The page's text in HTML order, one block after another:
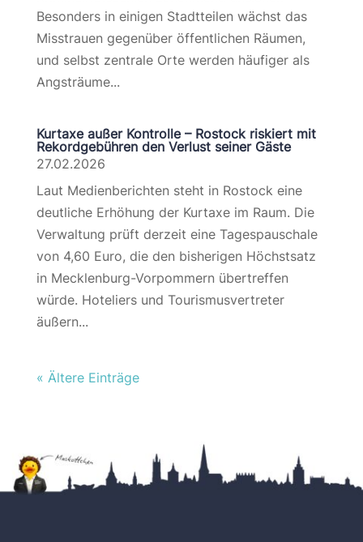
Besonders in einigen Stadtteilen wächst das
Misstrauen gegenüber öffentlichen Räumen,
und selbst zentrale Orte werden häufiger als
Angsträume...
Kurtaxe außer Kontrolle – Rostock riskiert mit
Rekordgebühren den Verlust seiner Gäste
27.02.2026
Laut Medienberichten steht in Rostock eine
deutliche Erhöhung der Kurtaxe im Raum. Die
Verwaltung prüft derzeit eine Tagespauschale
von 4,60 Euro, die den bisherigen Höchstsatz
in Mecklenburg-Vorpommern übertreffen
würde. Hoteliers und Tourismusvertreter
äußern...
« Ältere Einträge